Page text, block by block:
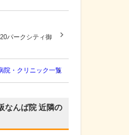
パークシティ御
院・クリニック一覧
なんば院近隣の